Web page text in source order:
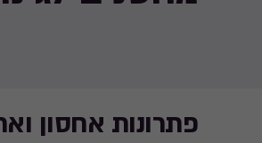
פתרונות אחסון